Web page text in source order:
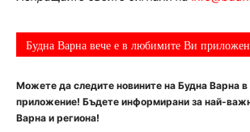
Будна Варна вече е в любимите Ви
Можете да следите новините на Будна Варна
приложение! Бъдете информирани за най-
Варна и региона!